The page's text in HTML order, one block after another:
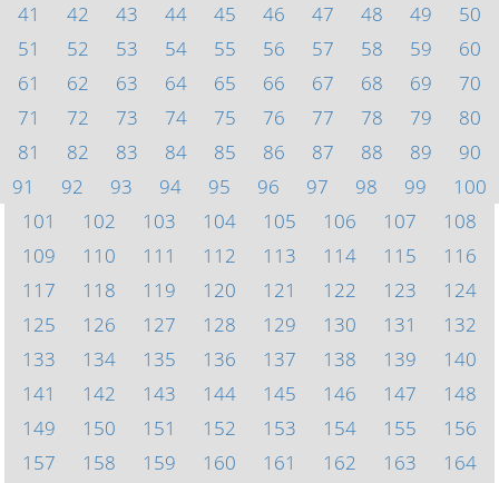
41
42 43 44 45 46 47 48 49
50
51
52 53 54 55 56 57 58 59
60
61
62 63 64 65 66 67 68 69
70
71
72 73 74 75 76 77 78 79
80
81
82 83 84 85 86 87 88 89
90
91
92 93 94 95 96 97 98 99
100
101
102 103 104 105 106 107
108
109
110 111 112 113 114 115
116
117
118 119 120 121 122 123
124
125
126 127 128 129 130 131
132
133
134 135 136 137 138 139
140
141
142 143 144 145 146 147
148
149
150 151 152 153 154 155
156
157
158 159 160 161 162 163
164